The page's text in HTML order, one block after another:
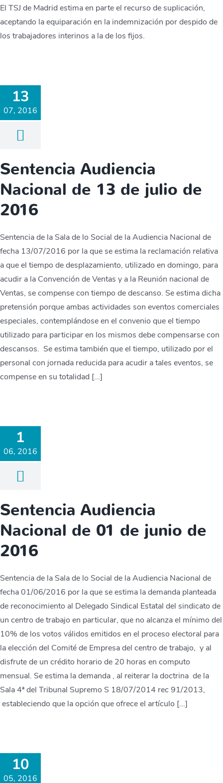
El TSJ de Madrid estima en parte el recurso de suplicación,
aceptando la equiparación en la indemnización por despido de
los trabajadores interinos a la de los fijos.
13
07, 2016
Sentencia Audiencia
Nacional de 13 de julio de
2016
Sentencia de la Sala de lo Social de la Audiencia Nacional de
fecha 13/07/2016 por la que se estima la reclamación relativa
a que el tiempo de desplazamiento, utilizado en domingo, para
acudir a la Convención de Ventas y a la Reunión nacional de
Ventas, se compense con tiempo de descanso. Se estima dicha
pretensión porque ambas actividades son eventos comerciales
especiales, contemplándose en el convenio que el tiempo
utilizado para participar en los mismos debe compensarse con
descansos. Se estima también que el tiempo, utilizado por el
personal con jornada reducida para acudir a tales eventos, se
compense en su totalidad [...]
1
06, 2016
Sentencia Audiencia
Nacional de 01 de junio de
2016
Sentencia de la Sala de lo Social de la Audiencia Nacional de
fecha 01/06/2016 por la que se estima la demanda planteada
de reconocimiento al Delegado Sindical Estatal del sindicato de
un centro de trabajo en particular, que no alcanza el mínimo del
10% de los votos válidos emitidos en el proceso electoral para
la elección del Comité de Empresa del centro de trabajo, y al
disfrute de un crédito horario de 20 horas en computo
mensual. Se estima la demanda , al reiterar la doctrina de la
Sala 4ª del Tribunal Supremo S 18/07/2014 rec 91/2013,
estableciendo que la opción que ofrece el artículo [...]
10
05, 2016